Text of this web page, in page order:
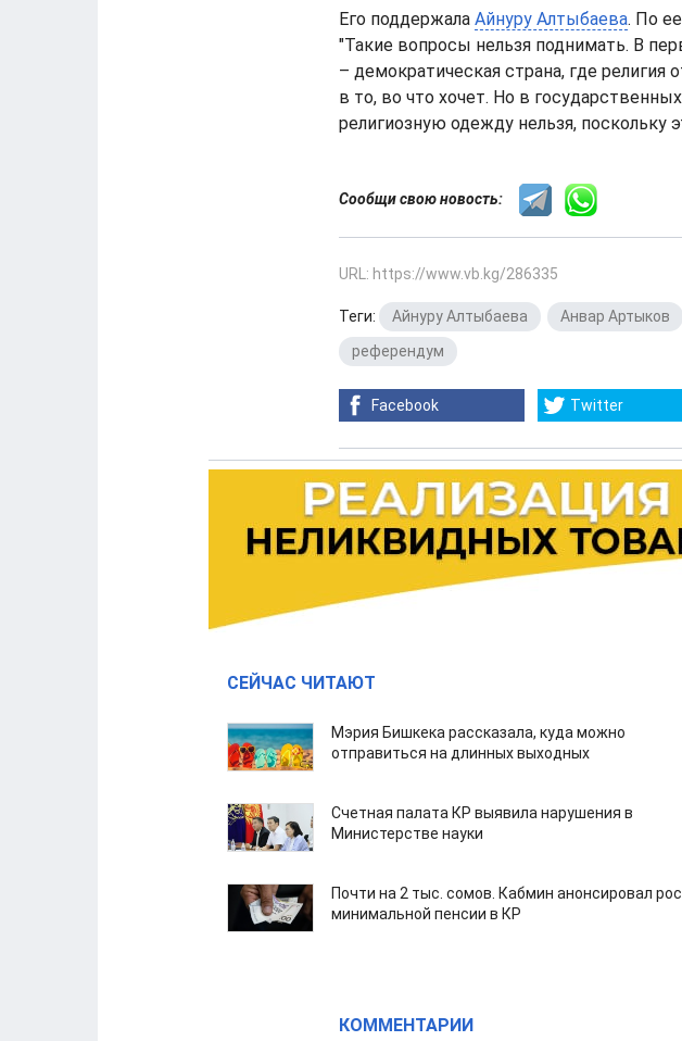
Его поддержала Айнуру Алтыбаева. По
"Такие вопросы нельзя поднимать. В
– демократическая страна, где
в то, во что хочет. Но в
религиозную одежду нельзя, поскольку
Сообщи свою новость:
URL: https://www.vb.kg/286335
Теги: Айнуру Алтыбаева Анвар Артыков
референдум
Facebook Twitter
СЕЙЧАС ЧИТАЮТ
Мэрия Бишкека рассказала, куда можно
отправиться на длинных выходных
Счетная палата КР выявила нарушения в
Министерстве науки
Почти на 2 тыс. сомов. Кабмин анонсировал
минимальной пенсии в КР
КОММЕНТАРИИ